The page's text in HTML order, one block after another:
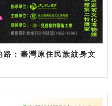
路：臺灣原住民族紋身文